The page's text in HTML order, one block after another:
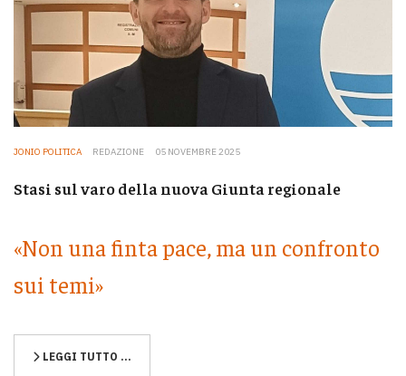
JONIO POLITICA REDAZIONE 05 NOVEMBRE 2025
Stasi sul varo della nuova Giunta regionale
«Non una finta pace, ma un confronto
sui temi»
LEGGI TUTTO …